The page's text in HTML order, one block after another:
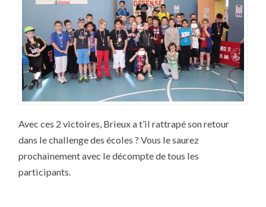
Avec ces 2 victoires, Brieux a t’il rattrapé son retour
dans le challenge des écoles ? Vous le saurez
prochainement avec le décompte de tous les
participants.